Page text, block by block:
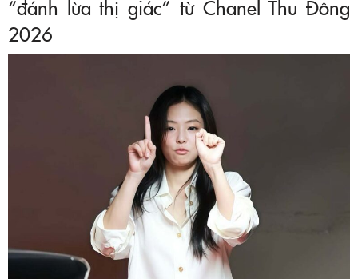
“đánh lừa thị giác” từ Chanel Thu Đông
2026